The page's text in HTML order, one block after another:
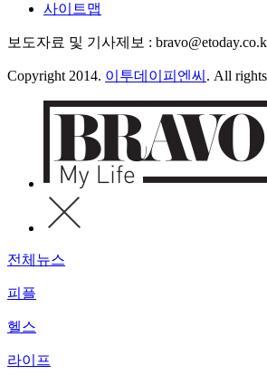
사이트맵
보도자료 및 기사제보 :
Copyright 2014. 이투데이피엔씨 . All
전체뉴스
피플
헬스
라이프